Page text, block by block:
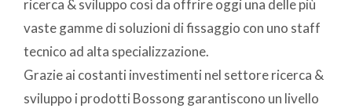
ricerca & sviluppo così da offrire oggi una delle più
vaste gamme di soluzioni di fissaggio con uno staff
tecnico ad alta specializzazione.
Grazie ai costanti investimenti nel settore ricerca &
sviluppo i prodotti Bossong garantiscono un livello